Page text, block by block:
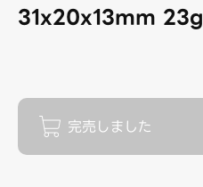
31x20x13mm 23g